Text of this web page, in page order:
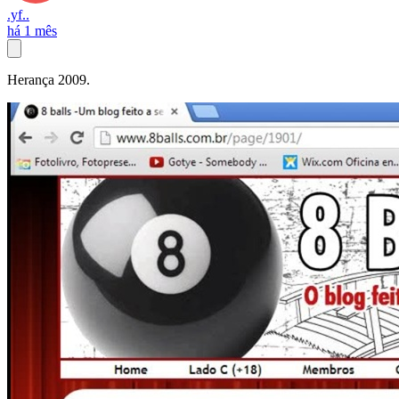
.yf..
há 1 mês
Herança 2009.